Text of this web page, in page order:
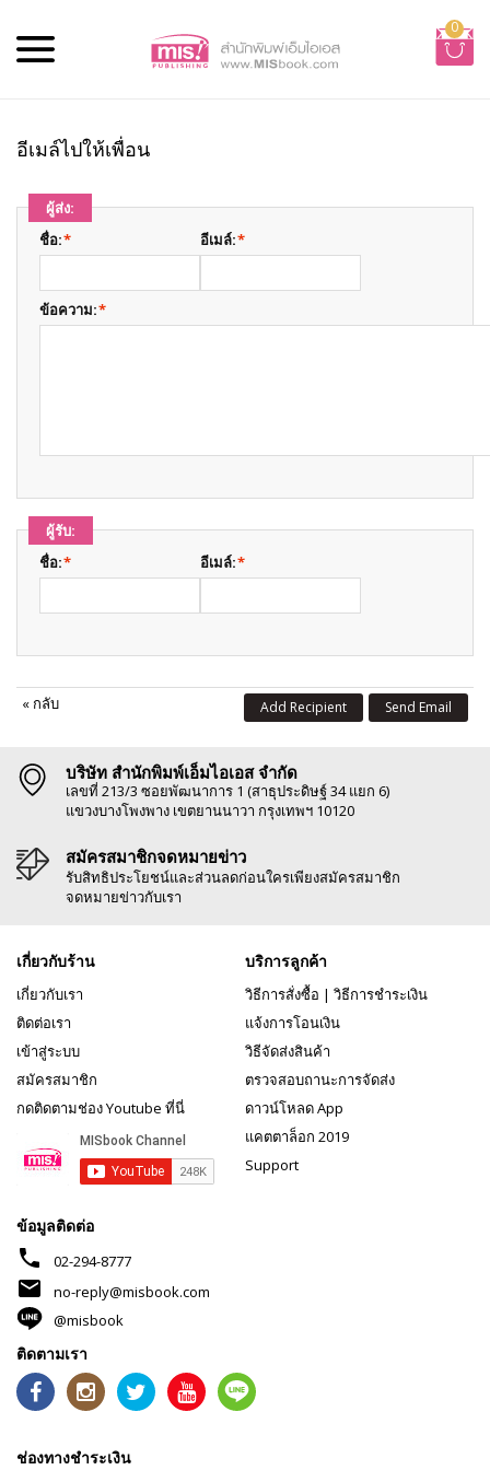
0
อีเมล์ไปให้เพื่อน
ผู้ส่ง:
*
ชื่อ: *
อีเมล์:
*
ข้อความ:
ผู้รับ:
*
ชื่อ: *
อีเมล์:
« กลับ Send Email
Add Recipient
บริษัท สำนักพิมพ์เอ็มไอเอส จำกัด
เลขที่ 213/3 ซอยพัฒนาการ 1 (สาธุประดิษฐ์ 34 แยก 6)
แขวงบางโพงพาง เขตยานนาวา กรุงเทพฯ 10120
สมัครสมาชิกจดหมายข่าว
รับสิทธิประโยชน์และส่วนลดก่อนใครเพียงสมัครสมาชิก
จดหมายข่าวกับเรา
เกี่ยวกับร้าน
เกี่ยวกับเรา
ติดต่อเรา
เข้าสู่ระบบ
สมัครสมาชิก
กดติดตามช่อง Youtube ที่นี่
บริการลูกค้า
วิธีการสั่งซื้อ | วิธีการชำระเงิน
แจ้งการโอนเงิน
วิธีจัดส่งสินค้า
ตรวจสอบถานะการจัดส่ง
ดาวน์โหลด App
แคตตาล็อก 2019
Support
ข้อมูลติดต่อ
phone 02-294-8777
mail
no-reply@misbook.com
@misbook
ติดตามเรา
ช่องทางชำระเงิน